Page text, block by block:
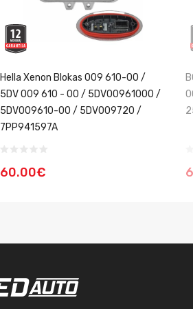
Hella Xenon Blokas 009 610-00 /
5DV 009 610 - 00 / 5DV00961000 /
5DV009610-00 / 5DV009720 /
7PP941597A
60.00€